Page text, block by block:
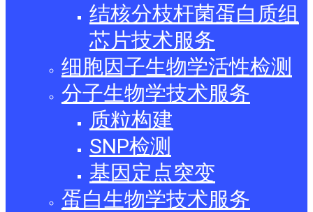
结核分枝杆菌蛋白质组
芯片技术服务
细胞因子生物学活性检测
分子生物学技术服务
质粒构建
SNP检测
基因定点突变
蛋白生物学技术服务